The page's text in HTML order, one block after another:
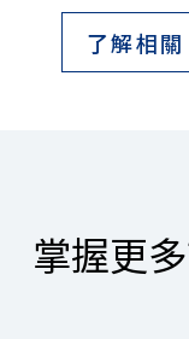
了解相關
掌握更